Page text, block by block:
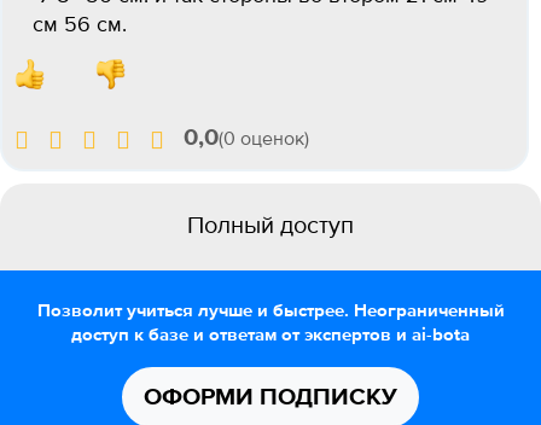
см 56 см.
0,0(0 оценок)
Полный доступ
Позволит учиться лучше и быстрее. Неограниченный
доступ к базе и ответам от экспертов и ai-bota
ОФОРМИ ПОДПИСКУ